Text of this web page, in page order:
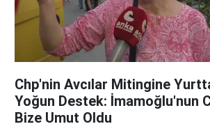
Chp'nin Avcılar Mitingine
Yoğun Destek: İmamoğlu'nun
Bize Umut Oldu